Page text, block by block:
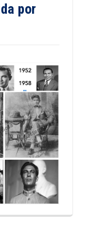
por